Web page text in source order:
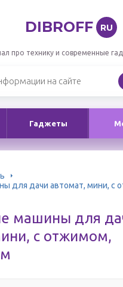
DIBROFF RU
про технику и современные
Гаджеты
для дачи автомат, мини, с
машины для
с отжимом,